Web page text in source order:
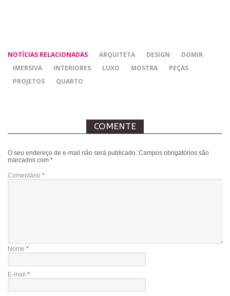
NOTÍCIAS RELACIONADAS ARQUITETA DESIGN
DOMIR
IMERSIVA
INTERIORES LUXO MOSTRA
PEÇAS
PROJETOS
QUARTO
COMENTE
O seu endereço de e-mail não será publicado. Campos obrigatórios são
marcados com *
Comentário *
Nome *
E-mail *